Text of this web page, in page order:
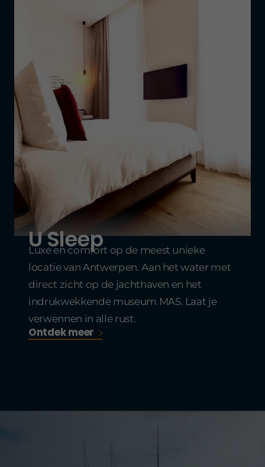
U Sleep
Luxe en comfort op de meest unieke
locatie van Antwerpen. Aan het water met
direct zicht op de jachthaven en het
indrukwekkende museum MAS. Laat je
verwennen in alle rust.
Ontdek meer